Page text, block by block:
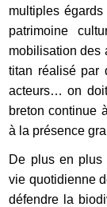
multiples
patrimoine
mobilisation des
titan réalisé par
acteurs… on
breton continue
à la présence
De plus en plus
vie quotidienne
défendre la